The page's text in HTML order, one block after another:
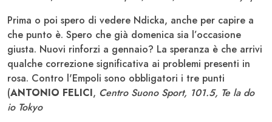
Prima o poi spero di vedere Ndicka, anche per capire a
che punto è. Spero che già domenica sia l’occasione
giusta. Nuovi rinforzi a gennaio? La speranza è che arrivi
qualche correzione significativa ai problemi presenti in
rosa. Contro l'Empoli sono obbligatori i tre punti
(ANTONIO FELICI, Centro Suono Sport, 101.5, Te la do
io Tokyo